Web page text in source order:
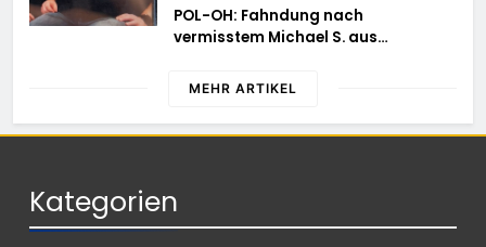
POL-OH: Fahndung nach
vermisstem Michael S. aus
MEHR ARTIKEL
Kategorien